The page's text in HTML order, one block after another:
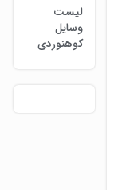
لیست
وسایل
کوهنوردی